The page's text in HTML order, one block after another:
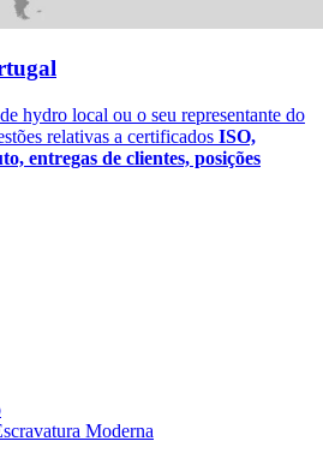
hydro local ou o seu representante do
relativas a certificados ISO,
entregas de clientes, posições
Moderna